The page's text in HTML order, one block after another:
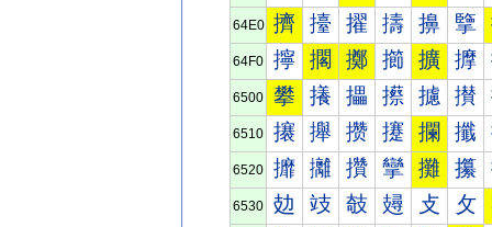
64E0 擠 擡 擢 擣 擤 擥
64F0 擰 擱 擲 擳 擴 擵
6500 攀 攁 攂 攃 攄 攅
6510 攐 攑 攒 攓 攔 攕
6520 攠 攡 攢 攣 攤 攥
6530 攰 攱 攲 攳 攴 攵